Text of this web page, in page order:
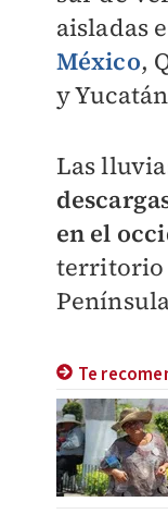
aisladas
México,
y
Las
en el
territorio
Te